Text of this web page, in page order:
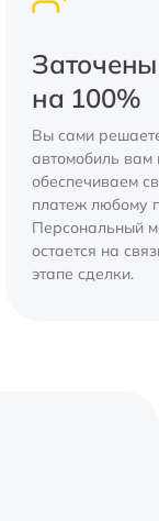
на 100%
Вы сами
автомобиль
обеспечиваем
платеж любому
Персональный
остается на
этапе сделки.